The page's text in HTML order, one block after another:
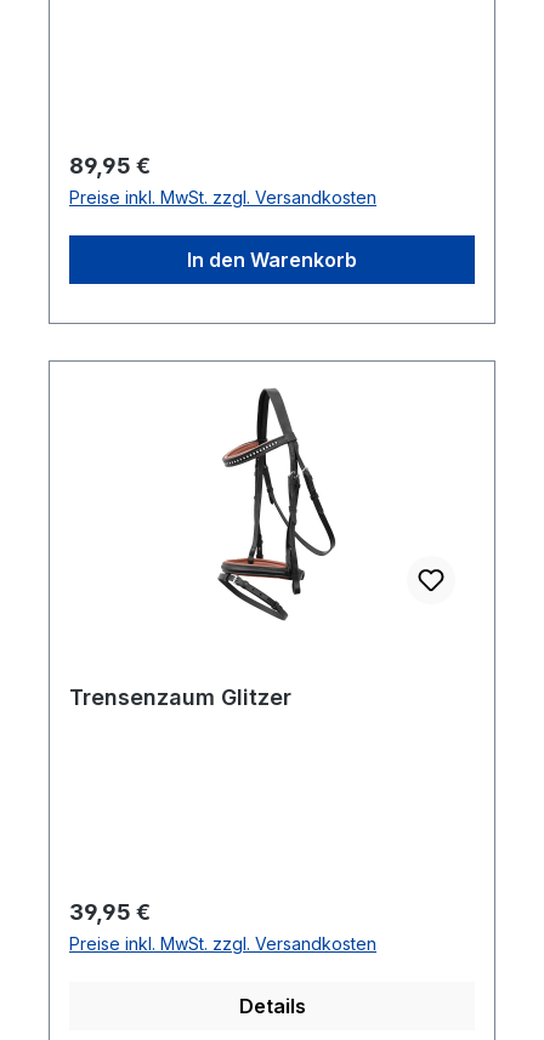
Regulärer Preis:
89,95 €
Preise inkl. MwSt. zzgl. Versandkosten
In den Warenkorb
Trensenzaum Glitzer
Regulärer Preis:
39,95 €
Preise inkl. MwSt. zzgl. Versandkosten
Details